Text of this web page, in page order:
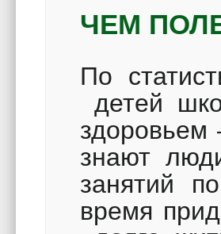
ЧЕМ
По
детей
знают
занятий
время